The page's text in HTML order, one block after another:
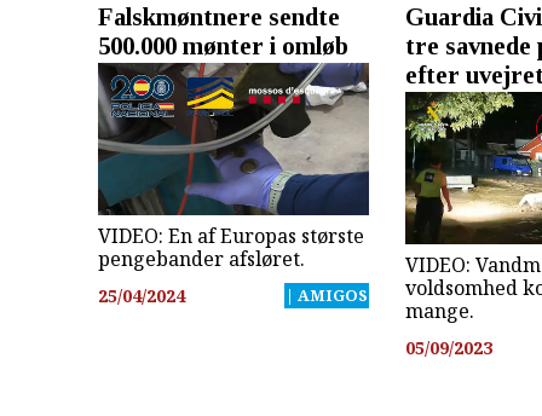
Falskmøntnere sendte
500.000 mønter i omløb
VIDEO: En af Europas største
pengebander afsløret.
25/04/2024 | AMIGOS
Guardia
tre savnede
efter
VIDEO:
voldsomhed
mange.
05/09/2023